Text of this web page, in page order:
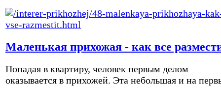
Маленькая прихожая - как все
Попадая в квартиру, человек первым делом
оказывается в прихожей. Эта небольшая и на